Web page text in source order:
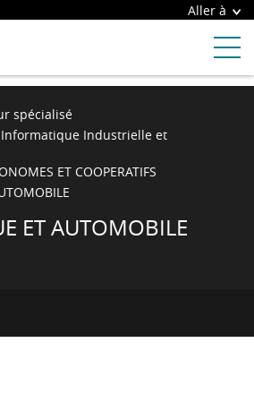
Aller à
spécialisé
Industrielle et
ET COOPERATIFS
ET AUTOMOBILE